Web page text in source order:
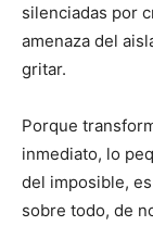
silenciadas por
amenaza del
gritar.
Porque
inmediato, lo
del imposible,
sobre todo, de